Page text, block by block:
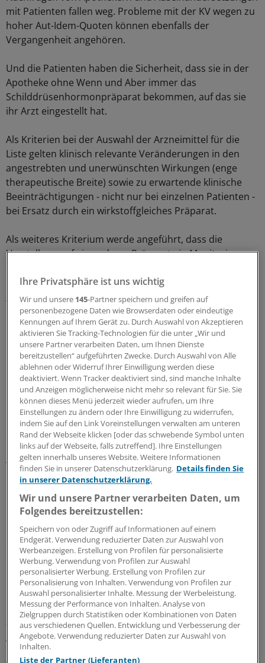
mit Patienten fallen weg. Probleme mit der KV wegen zu
hoher Aut-Idem-Quoten können ebenfalls der
Vergangenheit angehören.
Und die Patienten haben die Sicherheit, dass sie in der
Apotheke ohne Wenn und Aber immer das
Schilddrüsenhormonpräparat bekommen, auf das sie
ihr Arzt eingestellt hat.
Als Kriterien bei der Auswahl der Arzneimittel für die
Liste gelten klinisch relevante Veränderungen in den
angestrebten und unerwünschten Wirkungen (enge
therapeutische Breite) sowie zu erwartende klinische
Beeinträchtigungen - nicht nur bei einzelnen Patienten -
bei Ersatz durch ein wirkstoffgleiches Präparat.
Als weiteres Kriterium werde angeführt, dass die
Umstellung auf ein anderes Präparat ein Monitoring
ist, schreibtdas Unternehmen Sanofi im Schilddrüsen-
Report THY 2/2014 .
Hohe interindividuelle Schwankungen
In Stellungnahmen der Fachgesellschaften DGE und
DGN wurde betont, wie wichtig eine zuverlässige
Einstellung des Schilddrüsenhormons für den Patienten
Da der TSH-"Setpoint" genetisch unterschiedlich
determiniert ist, unterlägen die Werte hohen
interindividuellen Schwankungen. Scheinbar "normale"
Werte könnten für den einzelnen Patienten bereits
pathologisch und mit Veränderungen an peripheren
Organsystemen verbunden sein.
Menschen und Schwerkranke. Bereits leichte
Schwankungen des TSH im oberen beziehungsweise
unteren Referenzbereich könnten hier unter
Umständen gravierende Folgen nach sich ziehen.
Durch einen Präparatewechsel könne der TSH-
Zielbereich verfehlt und die Effektivität der Therapie
gefährdet werden. Die US-amerikanischen
Fachgesellschaften raten daher, über vier bis sechs
Ihre Privatsphäre ist uns wichtig
Wir und unsere 145-Partner speichern und greifen auf
personenbezogene Daten wie Browserdaten oder eindeutige
Kennungen auf Ihrem Gerät zu. Durch Auswahl von Akzeptieren
aktivieren Sie Tracking-Technologien für die unter „Wir und
unsere Partner verarbeiten Daten, um Ihnen Dienste
bereitzustellen“ aufgeführten Zwecke. Durch Auswahl von Alle
ablehnen oder Widerruf Ihrer Einwilligung werden diese
deaktiviert. Wenn Tracker deaktiviert sind, sind manche Inhalte
und Anzeigen möglicherweise nicht mehr so relevant für Sie. Sie
können dieses Menü jederzeit wieder aufrufen, um Ihre
Einstellungen zu ändern oder Ihre Einwilligung zu widerrufen,
indem Sie auf den Link Voreinstellungen verwalten am unteren
Rand der Webseite klicken [oder das schwebende Symbol unten
links auf der Webseite, falls zutreffend]. Ihre Einstellungen
gelten innerhalb unseres Website. Weitere Informationen
finden Sie in unserer Datenschutzerklärung. Details finden Sie
in unserer Datenschutzerklärung.
Wir und unsere Partner verarbeiten Daten, um
Folgendes bereitzustellen:
Speichern von oder Zugriff auf Informationen auf einem
Endgerät. Verwendung reduzierter Daten zur Auswahl von
Werbeanzeigen. Erstellung von Profilen für personalisierte
Werbung. Verwendung von Profilen zur Auswahl
personalisierter Werbung. Erstellung von Profilen zur
Personalisierung von Inhalten. Verwendung von Profilen zur
Auswahl personalisierter Inhalte. Messung der Werbeleistung.
Messung der Performance von Inhalten. Analyse von
Zielgruppen durch Statistiken oder Kombinationen von Daten
aus verschiedenen Quellen. Entwicklung und Verbesserung der
Angebote. Verwendung reduzierter Daten zur Auswahl von
Inhalten.
Liste der Partner (Lieferanten)